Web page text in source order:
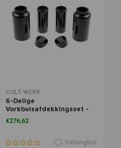
Toevoegen aan winkelwagen
CULT-WERK
6-Delige
Vorkbuisafdekkingsset -
Glanzend Zwart (Kies
Variant)
€276,62
Verlanglijst